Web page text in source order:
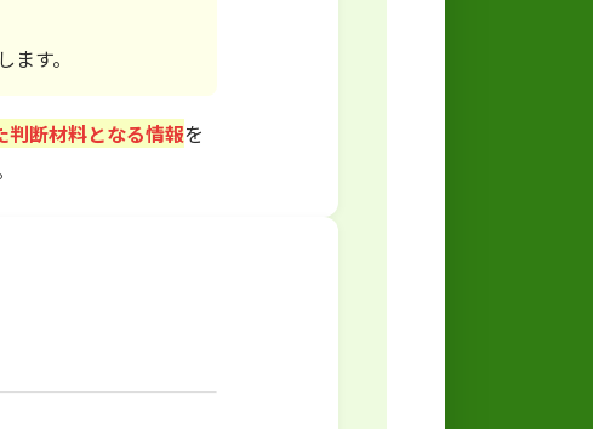
す。
判断材料となる情報を